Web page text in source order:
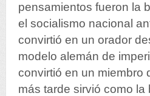
pensamientos fueron la
el socialismo nacional
convirtió en un orador
modelo alemán de
convirtió en un miembro
más tarde sirvió como